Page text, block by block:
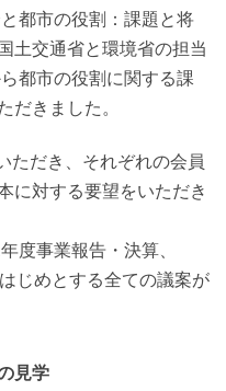
都市の役割：課題と将
土交通省と環境省の担当
都市の役割に関する課
きました。
ただき、それぞれの会員
に対する要望をいただき
度事業報告・決算、
じめとする全ての議案が
見学